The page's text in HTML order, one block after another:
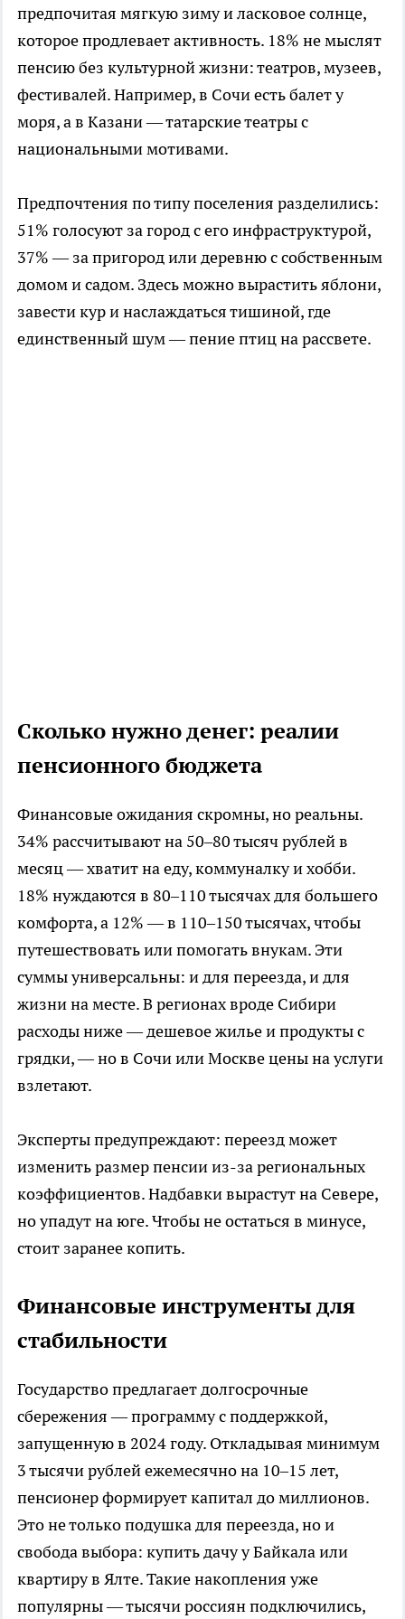
предпочитая мягкую зиму и ласковое солнце,
которое продлевает активность. 18% не мыслят
пенсию без культурной жизни: театров, музеев,
фестивалей. Например, в Сочи есть балет у
моря, а в Казани — татарские театры с
национальными мотивами.
Предпочтения по типу поселения разделились:
51% голосуют за город с его инфраструктурой,
37% — за пригород или деревню с собственным
домом и садом. Здесь можно вырастить яблони,
завести кур и наслаждаться тишиной, где
единственный шум — пение птиц на рассвете.
Сколько нужно денег: реалии
пенсионного бюджета
Финансовые ожидания скромны, но реальны.
34% рассчитывают на 50–80 тысяч рублей в
месяц — хватит на еду, коммуналку и хобби.
18% нуждаются в 80–110 тысячах для большего
комфорта, а 12% — в 110–150 тысячах, чтобы
путешествовать или помогать внукам. Эти
суммы универсальны: и для переезда, и для
жизни на месте. В регионах вроде Сибири
расходы ниже — дешевое жилье и продукты с
грядки, — но в Сочи или Москве цены на услуги
взлетают.
Эксперты предупреждают: переезд может
изменить размер пенсии из-за региональных
коэффициентов. Надбавки вырастут на Севере,
но упадут на юге. Чтобы не остаться в минусе,
стоит заранее копить.
Финансовые инструменты для
стабильности
Государство предлагает долгосрочные
сбережения — программу с поддержкой,
запущенную в 2024 году. Откладывая минимум
3 тысячи рублей ежемесячно на 10–15 лет,
пенсионер формирует капитал до миллионов.
Это не только подушка для переезда, но и
свобода выбора: купить дачу у Байкала или
квартиру в Ялте. Такие накопления уже
популярны — тысячи россиян подключились,